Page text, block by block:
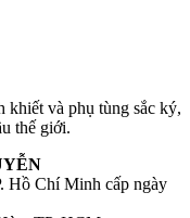
khiết và phụ tùng sắc ký,
thế giới.
Chí Minh cấp ngày